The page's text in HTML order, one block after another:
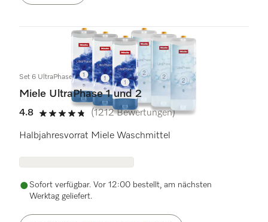
15 Produkte
Set 6 UltraPhase
Miele UltraPhase 1 und 2
4.8
4.8 von 5 Sternen
(1212 Bewertungen)
Halbjahresvorrat Miele Waschmittel
Sofort verfügbar. Vor 12:00 bestellt, am nächsten
Werktag geliefert.